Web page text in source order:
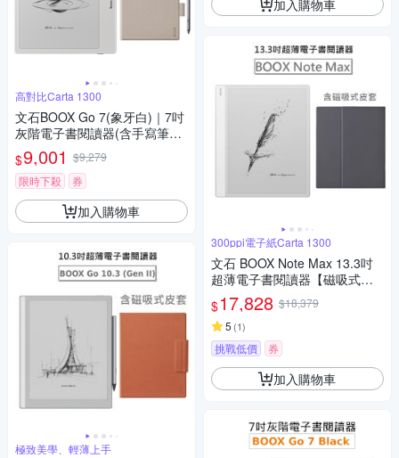
高對比Carta 1300
文石BOOX Go 7(象牙白)｜7吋
灰階電子書閱讀器(含手寫筆及
磁吸式皮套)【手寫筆加皮套
組】
$9,001 $9,279
限時下殺
券
加入購物車
極致美學、輕薄上手
加入購物車
300ppi電子紙Carta 1300
文石 BOOX Note Max 13.3吋
超薄電子書閱讀器【磁吸式皮
套組】
$17,828 $18,379
5 (1)
挑戰低價 券
加入購物車